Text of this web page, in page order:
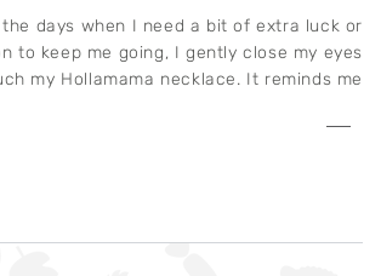
the days when I need a bit of extra luck or
to keep me going, I gently close my eyes
my Hollamama necklace. It reminds me...